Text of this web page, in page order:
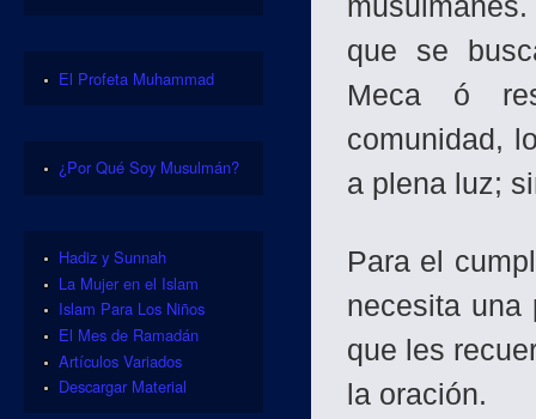
que se
Meca ó
comunidad,
a plena luz;
Para el
necesita una
que les
la oración.
El Profeta Muhammad
¿Por Qué Soy Musulmán?
Hadiz y Sunnah
La Mujer en el Islam
Islam Para Los Niños
El Mes de Ramadán
Artículos Variados
Descargar Material